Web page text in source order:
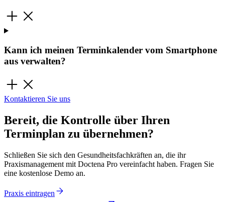
Kann ich meinen Terminkalender vom Smartphone
aus verwalten?
Kontaktieren Sie uns
Bereit, die Kontrolle über Ihren
Terminplan zu übernehmen?
Schließen Sie sich den Gesundheitsfachkräften an, die ihr
Praxismanagement mit Doctena Pro vereinfacht haben. Fragen Sie
eine kostenlose Demo an.
Praxis eintragen